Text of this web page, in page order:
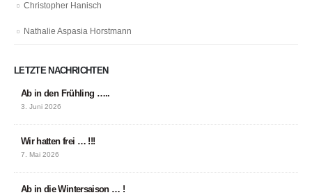
Christopher Hanisch
Nathalie Aspasia Horstmann
LETZTE NACHRICHTEN
Ab in den Frühling …..
3. Juni 2026
Wir hatten frei … !!!
7. Mai 2026
Ab in die Wintersaison … !